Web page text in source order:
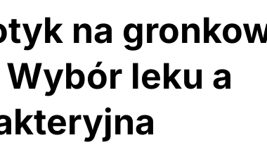
na
leku a